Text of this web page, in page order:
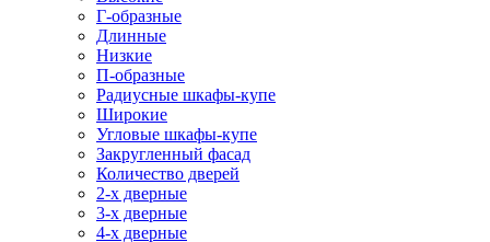
Г-образные
Длинные
Низкие
П-образные
Радиусные шкафы-купе
Широкие
Угловые шкафы-купе
Закругленный фасад
Количество дверей
2-х дверные
3-х дверные
4-х дверные